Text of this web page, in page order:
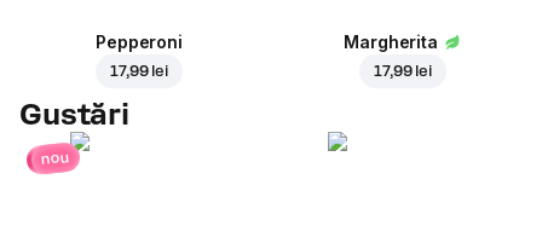
Pepperoni
17,99 lei
Margherita
17,99 lei
Gustări
nou